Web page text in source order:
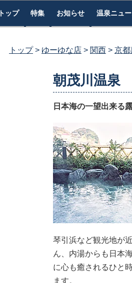
トップ 特集 お知らせ 温泉ニュ
トップ ゆーゆな店 関西 京都
朝茂川温泉
日本海の一望出来る
琴引浜など観光地が
ん、内湯からも日本
に心も癒されるひと
ます。